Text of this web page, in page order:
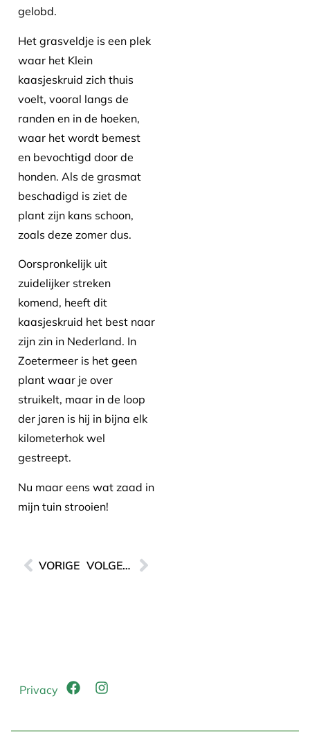
gelobd.
Het grasveldje is een plek
waar het Klein
kaasjeskruid zich thuis
voelt, vooral langs de
randen en in de hoeken,
waar het wordt bemest
en bevochtigd door de
honden. Als de grasmat
beschadigd is ziet de
plant zijn kans schoon,
zoals deze zomer dus.
Oorspronkelijk uit
zuidelijker streken
komend, heeft dit
kaasjeskruid het best naar
zijn zin in Nederland. In
Zoetermeer is het geen
plant waar je over
struikelt, maar in de loop
der jaren is hij in bijna elk
kilometerhok wel
gestreept.
Nu maar eens wat zaad in
mijn tuin strooien!
VORIGE VOLGENDE
Privacy